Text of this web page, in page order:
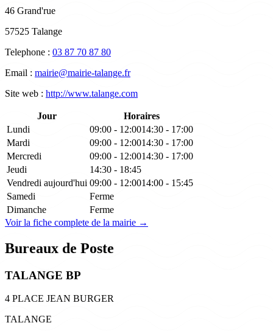
46 Grand'rue
57525 Talange
Telephone : 03 87 70 87 80
Email : mairie@mairie-talange.fr
Site web : http://www.talange.com
Jour
Horaires
Lundi
09:00 - 12:0014:30 - 17:00
Mardi
09:00 - 12:0014:30 - 17:00
Mercredi
09:00 - 12:0014:30 - 17:00
Jeudi
14:30 - 18:45
Vendredi aujourd'hui 09:00 - 12:0014:00 - 15:45
Samedi
Ferme
Dimanche
Ferme
Voir la fiche complete de la mairie →
Bureaux de Poste
TALANGE BP
4 PLACE JEAN BURGER
TALANGE